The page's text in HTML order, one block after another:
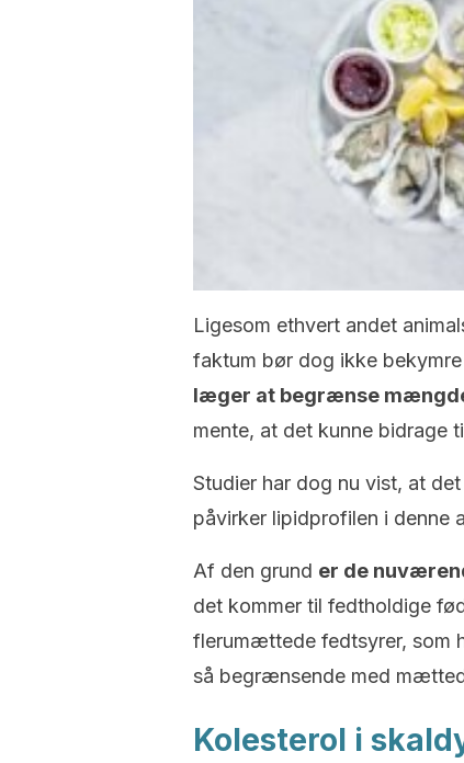
Ligesom ethvert andet
faktum bør dog ikke
læger at begrænse
mente, at det kunne bidrage
Studier har dog nu vist, at
påvirker lipidprofilen i denne
Af den grund er de
det kommer til fedtholdige
flerumættede fedtsyrer, som
så begrænsende med
Kolesterol i